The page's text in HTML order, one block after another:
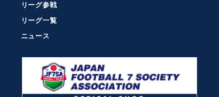
リーグ参戦
リーグ一覧
ニュース